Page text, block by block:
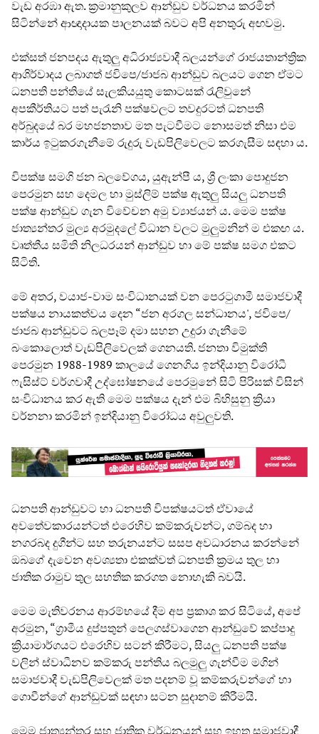
වැඩ අරඹා ඇත. ක්‍රමානුකුලව ආන්ඩුව වර්ධනය කරමින්
සිටින්නේ ආඥාදායක පාලනයක් බවට අපි අනතුරු අඟවමු.
එක්සත් ජනපදය ඇතුලු අධිරාජ්‍යවාදී බලයන්ගේ රාජයතාන්ත්‍රික
ආශිර්වාදය ලබාගත් ජවිපෙ/ජාජබ ආන්ඩුව බලයට ගෙන ඒමට
ධනපති පන්තියේ සැලකියයුතු කොටසක් රැලිවුනේ
අපකීර්තියට පත් පැරැනි පක්ෂවලට තවදුරටත් ධනපති
අර්බුදයේ බර මහජනතාව මත පැටවීමට නොසමත් නිසා එම
කාර්ය ඉටුකරගැනීමේ රුදුරු වැඩපිලිවෙලට කරගැසීම සඳහා ය.
විපක්ෂ සමගි ජන බලවේගය, යුඇන්පී ය, ශ්‍රී ලංකා පොදුජන
පෙරමුන සහ දෙමල හා මුස්ලිම් පක්ෂ ඇතුලු සියලු ධනපති
පක්ෂ ආන්ඩුව ගැන විවේචන අමු ව්‍යාජයන් ය. මෙම පක්ෂ
ජාත්‍යන්තර මුල්‍ය අරමුදලේ විධාන වලට මුලුමනින් ම එකඟ ය.
වෘත්තීය සමිති නිලධරයන් ආන්ඩුව හා මේ පක්ෂ සමග එකට
සිටිති.
මේ අතර, වයාජ-වාම සංවිධානයක් වන පෙරටුගාමී සමාජවාදී
පක්ෂය නායකත්වය දෙන “ජන අරගල සන්ධානය', ජවිපෙ/
ජාජබ ආන්ඩුවට බලපෑම් දමා සහන උදුරා ගැනීමේ
බංකොලොත් වැඩපිලිවෙලක් ගෙනයති. ජනතා විමුක්ති
පෙරමුන 1988-1989 කාලයේ ගෙනගිය ඉන්දියානු විරෝධී
ෆැසිස්ට් වර්ගවාදී උද්ඝෝෂනයේ පෙරමුනේ සිටි පිරිසක් විසින්
සංවිධානය කර ඇති මෙම පක්ෂය දැන් එම බිහිසුනු ක්‍රියා
වර්නනා කරමින් ඉන්දියානු විරෝධය අවුලුවති.
ධනපති ආන්ඩුවට හා ධනපති විපක්ෂයටත් ඒවායේ
අවතේවකාරයන්ටත් එරෙහිව කම්කරුවන්ට, ගම්බද හා
නගරබද දුගීන්ට සහ තරුනයන්ට සසප අවධාරනය කරන්නේ
ඔබගේ දැවෙන අවශ්‍යතා එකක්වත් ධනපති ක්‍රමය තුල හා
ජාතික රාමුව තුල සහතික කරගත නොහැකි බවයි.
මෙම මැතිවරනය ආරම්භයේ දීම අප ප්‍රකාශ කර සිටියේ, අපේ
අරමුන, “ග්‍රාමීය දුප්පතුන් පෙලගස්වාගෙන ආන්ඩුවේ කප්පාදු
ක්‍රියාමාර්ගයට එරෙහිව සටන් කිරීමට, සියලු ධනපති පක්ෂ
වලින් ස්වාධීනව කම්කරු පන්තිය බලමුලු ගැන්වීම මගින්
සමාජවාදී වැඩපිලිවෙලක් මත පදනම් වූ කම්කරුවන්ගේ හා
ගොවීන්ගේ ආන්ඩුවක් සඳහා සටන සුදානම් කිරීමයි.
මෙම ජාත්‍යන්තර සහ ජාතික වර්ධනයන් සහ ඉහත සමාජවාදී